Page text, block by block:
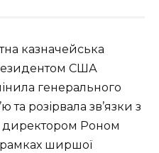
казначейська
США
генерального
розірвала зв’язки з
Роном
рамках ширшої